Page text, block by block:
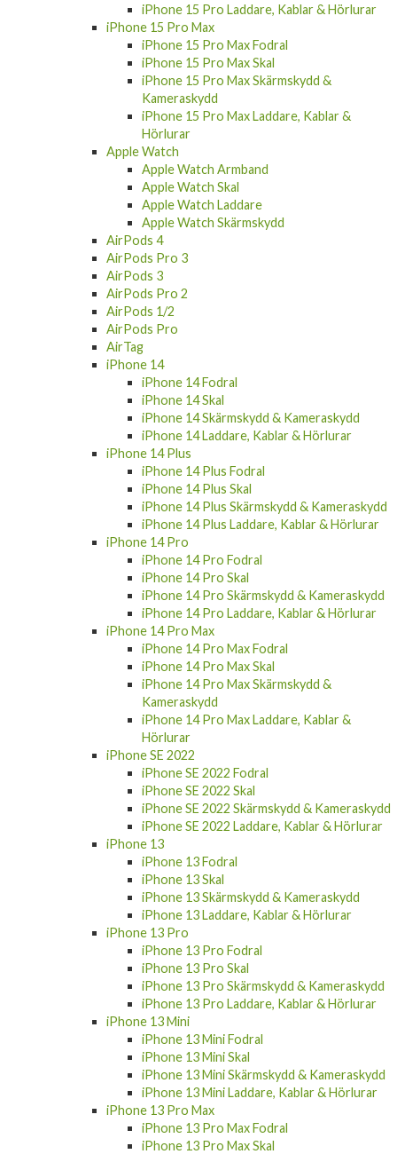
iPhone 15 Pro Max
iPhone 15 Pro Max Fodral
iPhone 15 Pro Max Skal
iPhone 15 Pro Max Skärmskydd &
Kameraskydd
iPhone 15 Pro Max Laddare, Kablar &
Hörlurar
Apple Watch
Apple Watch Armband
Apple Watch Skal
Apple Watch Laddare
Apple Watch Skärmskydd
AirPods 4
AirPods Pro 3
AirPods 3
AirPods Pro 2
AirPods 1/2
AirPods Pro
AirTag
iPhone 14
iPhone 14 Fodral
iPhone 14 Skal
iPhone 14 Skärmskydd & Kameraskydd
iPhone 14 Laddare, Kablar & Hörlurar
iPhone 14 Plus
iPhone 14 Plus Fodral
iPhone 14 Plus Skal
iPhone 14 Plus Skärmskydd & Kameraskydd
iPhone 14 Plus Laddare, Kablar & Hörlurar
iPhone 14 Pro
iPhone 14 Pro Fodral
iPhone 14 Pro Skal
iPhone 14 Pro Skärmskydd & Kameraskydd
iPhone 14 Pro Laddare, Kablar & Hörlurar
iPhone 14 Pro Max
iPhone 14 Pro Max Fodral
iPhone 14 Pro Max Skal
iPhone 14 Pro Max Skärmskydd &
Kameraskydd
iPhone 14 Pro Max Laddare, Kablar &
Hörlurar
iPhone SE 2022
iPhone SE 2022 Fodral
iPhone SE 2022 Skal
iPhone SE 2022 Skärmskydd & Kameraskydd
iPhone SE 2022 Laddare, Kablar & Hörlurar
iPhone 13
iPhone 13 Fodral
iPhone 13 Skal
iPhone 13 Skärmskydd & Kameraskydd
iPhone 13 Laddare, Kablar & Hörlurar
iPhone 13 Pro
iPhone 13 Pro Fodral
iPhone 13 Pro Skal
iPhone 13 Pro Skärmskydd & Kameraskydd
iPhone 13 Pro Laddare, Kablar & Hörlurar
iPhone 13 Mini
iPhone 13 Mini Fodral
iPhone 13 Mini Skal
iPhone 13 Mini Skärmskydd & Kameraskydd
iPhone 13 Mini Laddare, Kablar & Hörlurar
iPhone 13 Pro Max
iPhone 13 Pro Max Fodral
iPhone 13 Pro Max Skal
iPhone 13 Pro Max Skärmskydd &